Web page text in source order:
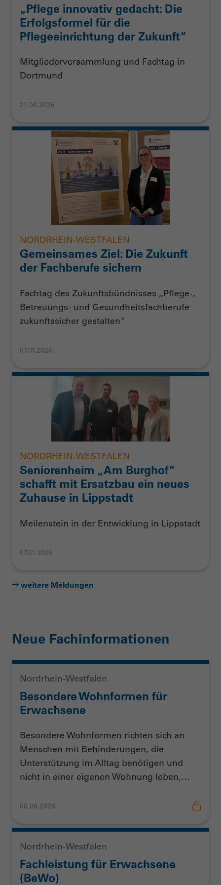
„Pflege innovativ gedacht: Die
Erfolgsformel für die
Pflegeeinrichtung der Zukunft“
Mitgliederversammlung und Fachtag in
Dortmund
21.04.2026
NORDRHEIN-WESTFALEN
Gemeinsames Ziel: Die Zukunft
der Fachberufe sichern
Fachtag des Zukunftsbündnisses „Pflege-,
Betreuungs- und Gesundheitsfachberufe
zukunftssicher gestalten“
07.01.2026
NORDRHEIN-WESTFALEN
Seniorenheim „Am Burghof“
schafft mit Ersatzbau ein neues
Zuhause in Lippstadt
Meilenstein in der Entwicklung in Lippstadt
07.01.2026
weitere Meldungen
Neue Fachinformationen
Nordrhein-Westfalen
Besondere Wohnformen für
Erwachsene
Besondere Wohnformen richten sich an
Menschen mit Behinderungen, die
Unterstützung im Alltag benötigen und
nicht in einer eigenen Wohnung leben,…
06.08.2026
Nordrhein-Westfalen
Fachleistung für Erwachsene
(BeWo)